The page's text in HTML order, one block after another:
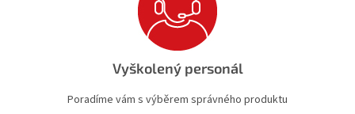
Vyškolený personál
Poradíme vám s výběrem správného produktu